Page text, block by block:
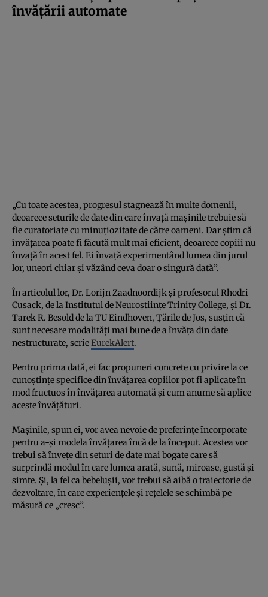
învățării automate
„Cu toate acestea, progresul stagnează în multe domenii,
deoarece seturile de date din care învață mașinile trebuie să
fie curatoriate cu minuțiozitate de către oameni. Dar știm că
învățarea poate fi făcută mult mai eficient, deoarece copiii nu
învață în acest fel. Ei învață experimentând lumea din jurul
lor, uneori chiar și văzând ceva doar o singură dată”.
În articolul lor, Dr. Lorijn Zaadnoordijk și profesorul Rhodri
Cusack, de la Institutul de Neuroștiințe Trinity College, și Dr.
Tarek R. Besold de la TU Eindhoven, Țările de Jos, susțin că
sunt necesare modalități mai bune de a învăța din date
nestructurate, scrieEurekAlert.
Pentru prima dată, ei fac propuneri concrete cu privire la ce
cunoștințe specifice din învățarea copiilor pot fi aplicate în
mod fructuos în învățarea automată și cum anume să aplice
aceste învățături.
Mașinile, spun ei, vor avea nevoie de preferințe încorporate
pentru a-și modela învățarea încă de la început. Acestea vor
trebui să învețe din seturi de date mai bogate care să
surprindă modul în care lumea arată, sună, miroase, gustă și
simte. Și, la fel ca bebelușii, vor trebui să aibă o traiectorie de
dezvoltare, în care experiențele și rețelele se schimbă pe
măsură ce „cresc”.